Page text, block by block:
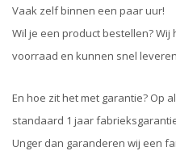
Vaak zelf binnen een paar uur!
Wil je een product bestellen?
voorraad en kunnen snel
En hoe zit het met garantie? Op
standaard 1 jaar
Unger dan garanderen wij een